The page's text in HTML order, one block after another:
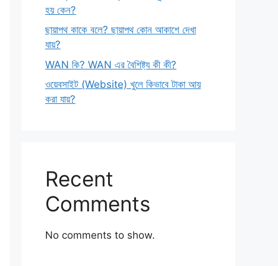
হয় কেন?
ছায়াপথ কাকে বলে? ছায়াপথ কোন আকাশে দেখা
যায়?
WAN কি? WAN এর বৈশিষ্ট্য কী কী?
ওয়েবসাইট (Website) খুলে কিভাবে টাকা আয়
করা যায়?
Recent
Comments
No comments to show.